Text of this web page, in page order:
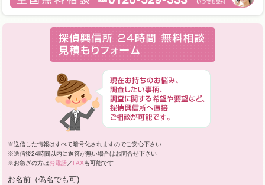
※送信した情報はすべて暗号化されますのでご安心下さい
※送信後24時間以内に返答が無い場合はお問合せ下さい
※お急ぎの方はお電話 ／FAX も可能です
お名前（偽名でも可)